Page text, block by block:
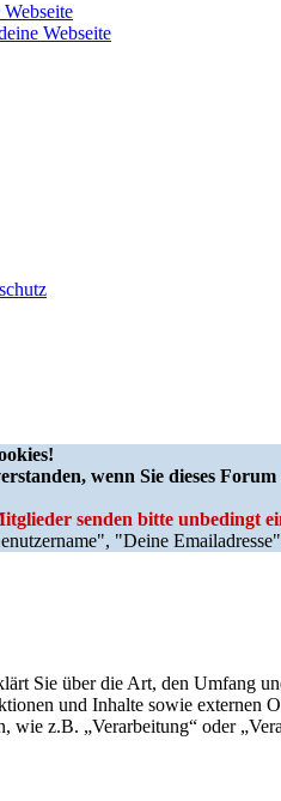
Webseite
wenn Sie dieses
senden bitte unbedingt
"Deine
Sie über die Art, den Umfang
und Inhalte sowie externen
wie z.B. „Verarbeitung“ oder